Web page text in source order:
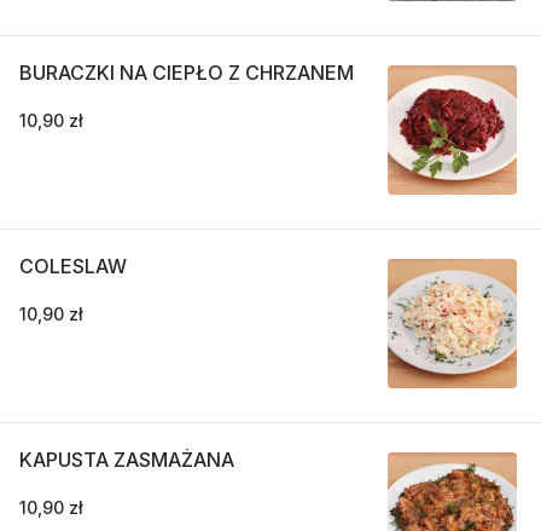
BURACZKI NA CIEPŁO Z CHRZANEM
10,90 zł
COLESLAW
10,90 zł
KAPUSTA ZASMAŻANA
10,90 zł